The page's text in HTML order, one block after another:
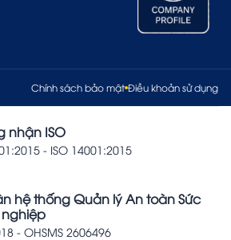
Chính sách bảo mật Điều khoản sử dụng
nhận ISO
- ISO 14001:2015
hệ thống Quản lý An toàn Sức
- OHSMS 2606496